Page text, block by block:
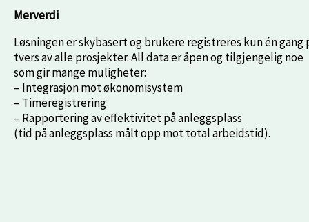
Merverdi
Løsningen er skybasert og brukere registreres kun én gang
tvers av alle prosjekter. All data er åpen og tilgjengelig noe
som gir mange muligheter:
– Integrasjon mot økonomisystem
– Timeregistrering
– Rapportering av effektivitet på anleggsplass
(tid på anleggsplass målt opp mot total arbeidstid).